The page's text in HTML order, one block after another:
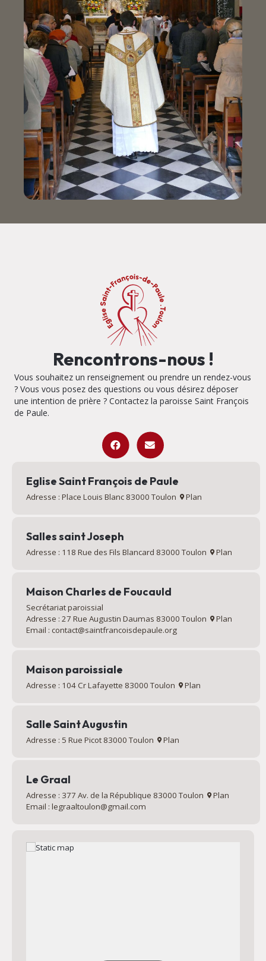
Rencontrons-nous !
Vous souhaitez un renseignement ou prendre un rendez-vous
? Vous vous posez des questions ou vous désirez déposer
une intention de prière ? Contactez la paroisse Saint François
de Paule.
Eglise Saint François de Paule
Adresse : Place Louis Blanc 83000 Toulon Plan
Salles saint Joseph
Adresse : 118 Rue des Fils Blancard 83000 Toulon Plan
Maison Charles de Foucauld
Secrétariat paroissial
Adresse : 27 Rue Augustin Daumas 83000 Toulon
Plan
Email : contact@saintfrancoisdepaule.org
Maison paroissiale
Adresse : 104 Cr Lafayette 83000 Toulon Plan
Salle Saint Augustin
Adresse : 5 Rue Picot 83000 Toulon Plan
Le Graal
Adresse : 377 Av. de la République 83000 Toulon
Plan
Email : legraaltoulon@gmail.com